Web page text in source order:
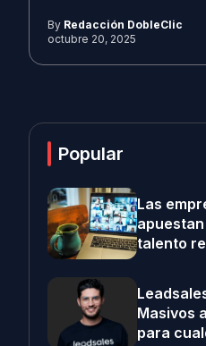
By Redacción DobleClic
octubre 20, 2025
Popular
Las
talento
Masivos
para